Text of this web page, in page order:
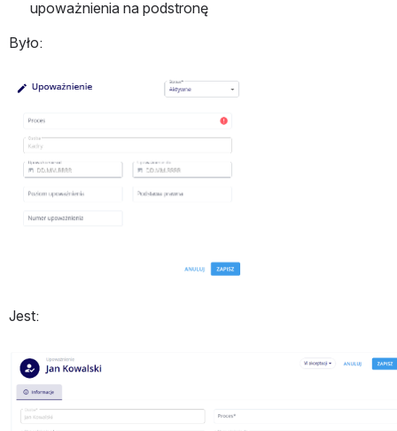
upoważnienia na podstronę
Było:
Otwórz
Jest:
Otwórz